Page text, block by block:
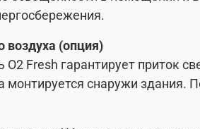
воздуха (опция)
Fresh гарантирует приток
монтируется снаружи здания.